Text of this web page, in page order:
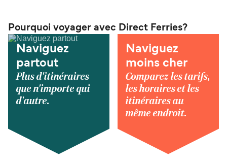
Pourquoi voyager avec Direct Ferries?
Naviguez
partout
Plus d'itinéraires
que n'importe qui
d'autre.
Naviguez
moins cher
Comparez les tarifs,
les horaires et les
itinéraires au
même endroit.